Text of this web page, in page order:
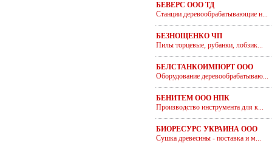
БЕВЕРС ООО ТД
Станции деревообрабатывающие н...
БЕЗНОЩЕНКО ЧП
Пилы торцевые, рубанки, лобзик...
БЕЛСТАНКОИМПОРТ ООО
Оборудование деревообрабатываю...
БЕНИТЕМ ООО НПК
Производство инструмента для к...
БИОРЕСУРС УКРАИНА ООО
Сушка древесины - поставка и м...